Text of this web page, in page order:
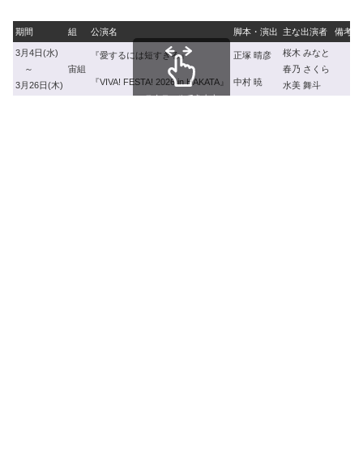
期間 組 公演名 脚本・演出 主な出演者 備考
3月4日(水)
～
3月26日(木)
宙組
『愛するには短すぎる』 正塚 晴彦
桜木 みなと
春乃 さくら
水美 舞斗
『VIVA! FESTA! 2026 in HAKATA』 中村 暁
スクロールできます